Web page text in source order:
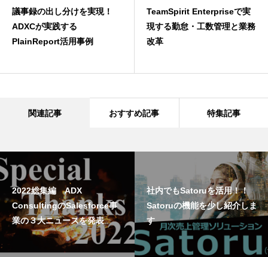
議事録の出し分けを実現！
ADXCが実践する
PlainReport活用事例
TeamSpirit Enterpriseで実
現する勤怠・工数管理と業務
改革
関連記事 おすすめ記事 特集記事
2022総集編 ADX
ConsultingのSalesforce事
業の３大ニュースを発表
社内でもSatoruを活用！！
Satoruの機能を少し紹介しま
す